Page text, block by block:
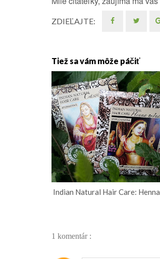
ZDIEĽAJTE:
Tiež sa vám môže páčiť
Indian Natural Hair Care: Henna
1 komentár :